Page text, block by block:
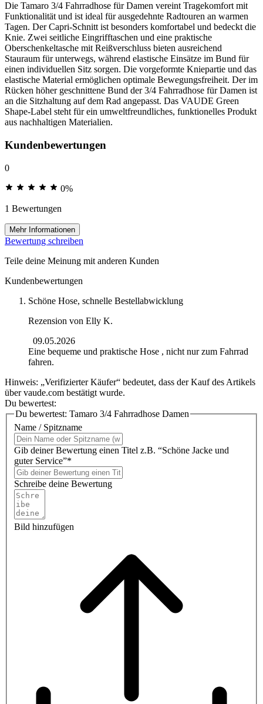
Die Tamaro 3/4 Fahrradhose für Damen vereint Tragekomfort mit
Funktionalität und ist ideal für ausgedehnte Radtouren an warmen
Tagen. Der Capri-Schnitt ist besonders komfortabel und bedeckt die
Knie. Zwei seitliche Eingrifftaschen und eine praktische
Oberschenkeltasche mit Reißverschluss bieten ausreichend
Stauraum für unterwegs, während elastische Einsätze im Bund für
einen individuellen Sitz sorgen. Die vorgeformte Kniepartie und das
elastische Material ermöglichen optimale Bewegungsfreiheit. Der im
Rücken höher geschnittene Bund der 3/4 Fahrradhose für Damen ist
an die Sitzhaltung auf dem Rad angepasst. Das VAUDE Green
Shape-Label steht für ein umweltfreundliches, funktionelles Produkt
aus nachhaltigen Materialien.
Kundenbewertungen
0
0%
1 Bewertungen
Mehr Informationen
Bewertung schreiben
Teile deine Meinung mit anderen Kunden
Kundenbewertungen
Schöne Hose, schnelle Bestellabwicklung
Rezension von Elly K.
09.05.2026
Eine bequeme und praktische Hose , nicht nur zum Fahrrad
fahren.
Hinweis: „Verifizierter Käufer“ bedeutet, dass der Kauf des Artikels
über vaude.com bestätigt wurde.
Du bewertest:
Du bewertest: Tamaro 3/4 Fahrradhose Damen
Name / Spitzname
Gib deiner Bewertung einen Titel z.B. “Schöne Jacke und
guter Service”*
Schreibe deine Bewertung
Bild hinzufügen